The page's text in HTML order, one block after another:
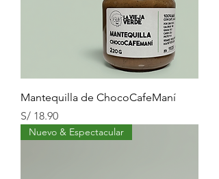
Mantequilla de ChocoCafeManí
Precio
S/ 18.90
Nuevo & Espectacular